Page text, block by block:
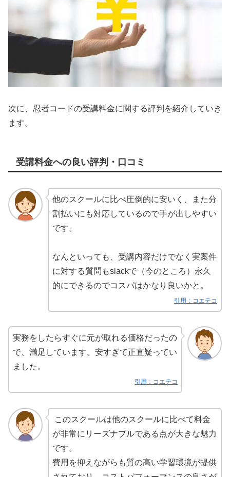
次に、忍者コードの受講料金に関する評判を紹介していき
ます。
受講料金への良い評判・口コミ
他のスクールに比べ圧倒的に安いく、また分
割払いにも対応しているので手が出しやすい
です。
なんといっても、受講内容だけでなく実案件
に対する質問もslackで（今のところ）永久
的にできるのでコスパはかなり良いかと。
引用：コエテコ
実務をしたらすぐに元が取れる価格だったの
で、満足しています。安すぎて正直疑ってい
ました。
引用：コエテコ
このスクールは他のスクールに比べて料金
が非常にリーズナブルである点が大きな魅力
です。
費用を抑えながらも質の高い学習環境が提供